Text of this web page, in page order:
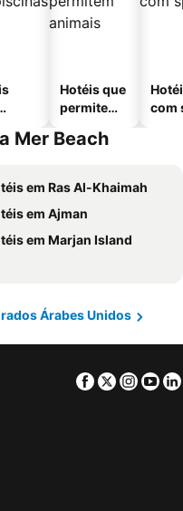
Hotéis que
permitem
com
Mer Beach
em Ras Al-Khaimah
em Ajman
em Marjan Island
Árabes Unidos
Facebook
Twitter